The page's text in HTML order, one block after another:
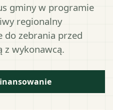
gminy w programie
regionalny
do zebrania przed
wykonawcą.